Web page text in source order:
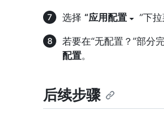
选择 “应用配置 ”下
若要在“无配置？”部
配置。
后续步骤